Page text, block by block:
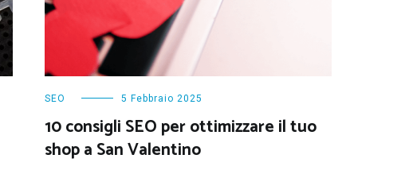
SEO 5 Febbraio 2025
10 consigli SEO per ottimizzare il tuo
shop a San Valentino